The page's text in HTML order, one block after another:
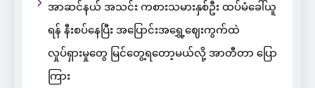
အာဆင်နယ် အသင်း ကစားသမားနှစ်ဦး ထပ်မံခေါ်ယူ
ရန် နီးစပ်နေပြီး အပြောင်းအရွှေ့ဈေးကွက်ထဲ
လှုပ်ရှားမှုတွေ မြင်တွေ့ရတော့မယ်လို့ အာတီတာ ပြော
ကြား